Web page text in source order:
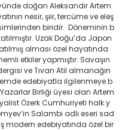
doğan Aleksandır Artem
nesir, şiir, tercüme ve eleş
biridir. Döneminin b
Uzak Doğu’da Japon
olması özel hayatında
etkiler yapmıştır. Savaşın
ve Tıvan Atil almanağın
edebiyatla ilgilenmeye b
Yazarlar Birliği üyesi olan Artem
Özerk Cumhuriyeti halk y
Salambi adlı eseri sad
modern edebiyatında özel bir